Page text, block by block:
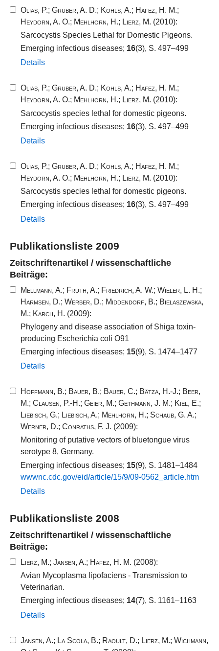
Olias, P.; Gruber, A. D.; Kohls, A.; Hafez, H. M.;
Heydorn, A. O.; Mehlhorn, H.; Lierz, M. (2010):
Sarcocystis Species Lethal for Domestic Pigeons.
Emerging infectious diseases; 16(3), S. 497–499
Details
Olias, P.; Gruber, A. D.; Kohls, A.; Hafez, H. M.;
Heydorn, A. O.; Mehlhorn, H.; Lierz, M. (2010):
Sarcocystis species lethal for domestic pigeons.
Emerging infectious diseases; 16(3), S. 497–499
Details
Olias, P.; Gruber, A. D.; Kohls, A.; Hafez, H. M.;
Heydorn, A. O.; Mehlhorn, H.; Lierz, M. (2010):
Sarcocystis species lethal for domestic pigeons.
Emerging infectious diseases; 16(3), S. 497–499
Details
Publikationsliste 2009
Zeitschriftenartikel / wissenschaftliche
Beiträge:
Mellmann, A.; Fruth, A.; Friedrich, A. W.; Wieler, L. H.;
Harmsen, D.; Werber, D.; Middendorf, B.; Bielaszewska,
M.; Karch, H. (2009):
Phylogeny and disease association of Shiga toxin-
producing Escherichia coli O91
Emerging infectious diseases; 15(9), S. 1474–1477
Details
Hoffmann, B.; Bauer, B.; Bauer, C.; Bätza, H.-J.; Beer,
M.; Clausen, P.-H.; Geier, M.; Gethmann, J. M.; Kiel, E.;
Liebisch, G.; Liebisch, A.; Mehlhorn, H.; Schaub, G. A.;
Werner, D.; Conraths, F. J. (2009):
Monitoring of putative vectors of bluetongue virus
serotype 8, Germany.
Emerging infectious diseases; 15(9), S. 1481–1484
wwwnc.​cdc.​gov/​eid/​article/​15​/​9​/​09​-​0562​_​article.​htm
Details
Publikationsliste 2008
Zeitschriftenartikel / wissenschaftliche
Beiträge:
Lierz, M.; Jansen, A.; Hafez, H. M. (2008):
Avian Mycoplasma lipofaciens - Transmission to
Veterinarian.
Emerging infectious diseases; 14(7), S. 1161–1163
Details
Jansen, A.; La Scola, B.; Raoult, D.; Lierz, M.; Wichmann,